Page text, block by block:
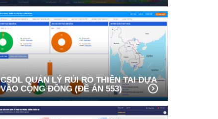
CSDL QUẢN LÝ RỦI RO THIÊN TAI DỰA
VÀO CỘNG ĐỒNG (ĐỀ ÁN 553)